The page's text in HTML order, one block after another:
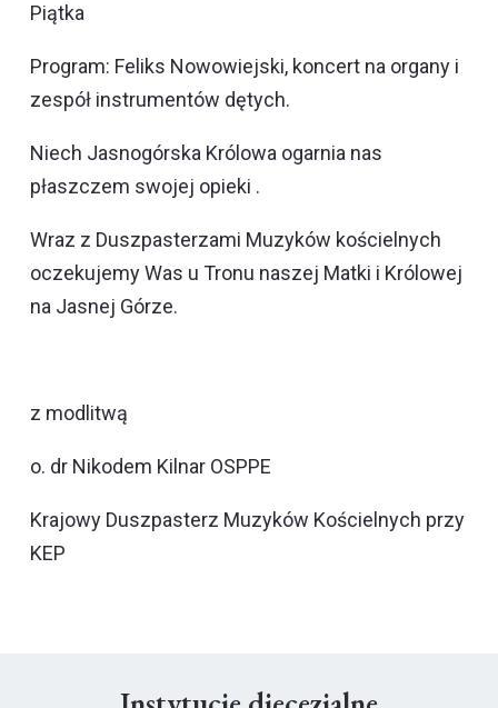
Piątka
Program: Feliks Nowowiejski, koncert na organy i
zespół instrumentów dętych.
Niech Jasnogórska Królowa ogarnia nas
płaszczem swojej opieki .
Wraz z Duszpasterzami Muzyków kościelnych
oczekujemy Was u Tronu naszej Matki i Królowej
na Jasnej Górze.
z modlitwą
o. dr Nikodem Kilnar OSPPE
Krajowy Duszpasterz Muzyków Kościelnych przy
KEP